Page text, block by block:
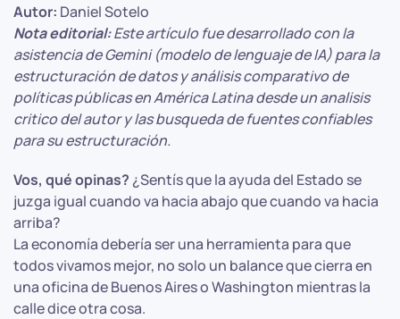
Autor: Daniel Sotelo
Nota editorial:Este artículo fue desarrollado con la
asistencia de Gemini (modelo de lenguaje de IA) para la
estructuración de datos y análisis comparativo de
políticas públicas en América Latina desde un analisis
critico del autor y las busqueda de fuentes confiables
para su estructuración.
Vos, qué opinas?¿Sentís que la ayuda del Estado se
juzga igual cuando va hacia abajo que cuando va hacia
arriba?
La economía debería ser una herramienta para que
todos vivamos mejor, no solo un balance que cierra en
una oficina de Buenos Aires o Washington mientras la
calle dice otra cosa.